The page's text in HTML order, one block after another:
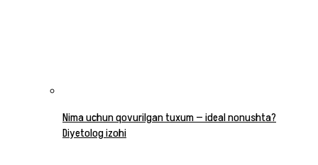
Nima uchun qovurilgan tuxum — ideal nonushta?
Diyetolog izohi